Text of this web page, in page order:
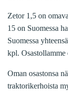
Zetor 1,5 on
15 on Suomessa
Suomessa
kpl. Osastollamme
Oman osastonsa
traktorikerhoista